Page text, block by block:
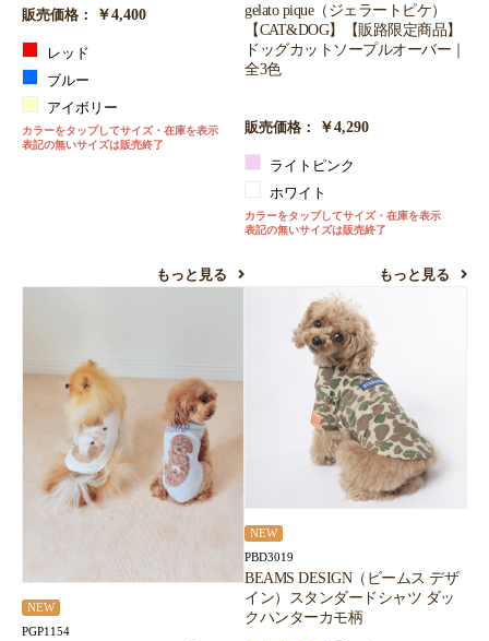
販売価格：
￥4,400
レッド
ブルー
アイボリー
カラーをタップしてサイズ・在庫を表示
表記の無いサイズは販売終了
もっと見る
gelato pique（ジェラートピケ）
【CAT&DOG】【販路限定商品】
ドッグカットソープルオーバー｜
全3色
販売価格： ￥4,290
ライトピンク
ホワイト
カラーをタップしてサイズ・在庫を表示
表記の無いサイズは販売終了
もっと見る
NEW
PGP1154
NEW
PBD3019
BEAMS DESIGN（ビームス デザ
イン）スタンダードシャツ ダッ
クハンターカモ柄